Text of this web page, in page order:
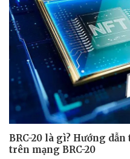
BRC-20 là gì? Hướng
trên mạng BRC-20